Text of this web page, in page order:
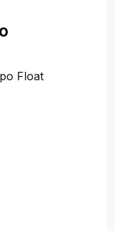
Float